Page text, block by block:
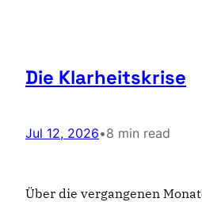
Die Klarheitskrise
Jul 12, 2026•8 min read
Über die vergangenen